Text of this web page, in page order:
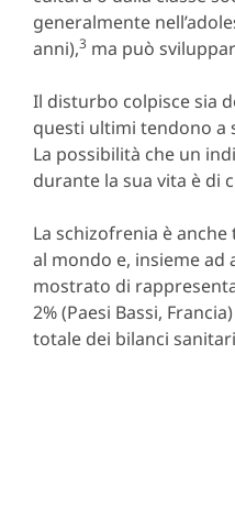
generalmente
anni),3 ma può
Il disturbo colpisce sia
questi ultimi tendono a
La possibilità che un
durante la sua vita è di
La schizofrenia è
al mondo e, insieme
mostrato di
2% (Paesi Bassi,
totale dei bilanci